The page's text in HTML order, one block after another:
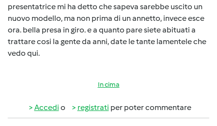
presentatrice mi ha detto che sapeva sarebbe uscito un
nuovo modello, ma non prima di un annetto, invece esce
ora. bella presa in giro. e a quanto pare siete abituati a
trattare cosi la gente da anni, date le tante lamentele che
vedo qui.
In cima
Accedi o registrati per poter commentare